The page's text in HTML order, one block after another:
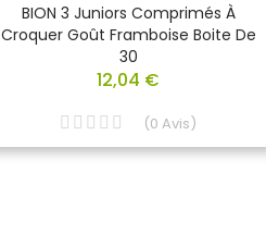
BION 3 Juniors Comprimés À
Croquer Goût Framboise Boite De
30
12,04 €
(0 Avis)